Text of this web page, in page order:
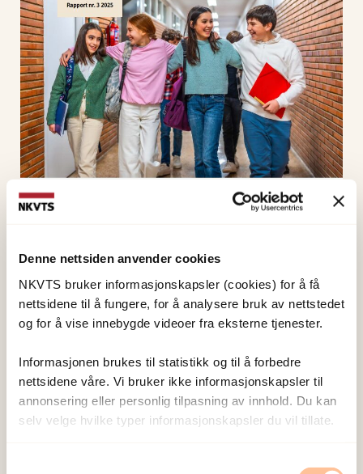
Denne nettsiden anvender cookies
NKVTS bruker informasjonskapsler (cookies) for å få
nettsidene til å fungere, for å analysere bruk av nettstedet
og for å vise innebygde videoer fra eksterne tjenester.
Informasjonen brukes til statistikk og til å forbedre
nettsidene våre. Vi bruker ikke informasjonskapsler til
annonsering eller personlig tilpasning av innhold. Du kan
selv velge hvilke typer informasjonskapsler du vil tillate.